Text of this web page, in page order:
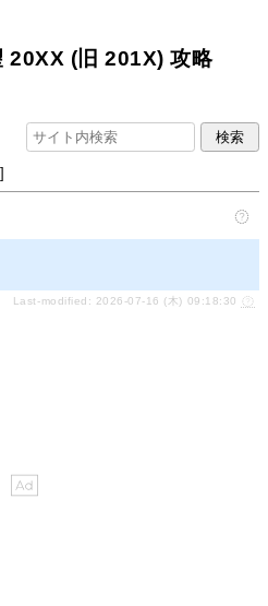
20XX (旧 201X) 攻略
]
Last-modified: 2026-07-16 (木) 09:18:30